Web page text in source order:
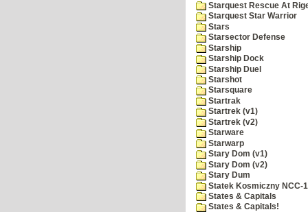
Starquest Rescue At
Starquest Star Warrior
Stars
Starsector Defense
Starship
Starship Dock
Starship Duel
Starshot
Starsquare
Startrak
Startrek (v1)
Startrek (v2)
Starware
Starwarp
Stary Dom (v1)
Stary Dom (v2)
Stary Dum
Statek Kosmiczny NCC-
States & Capitals
States & Capitals!